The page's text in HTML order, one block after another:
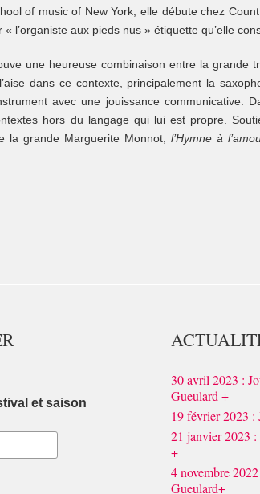
of music of New York, elle débute chez
aux pieds nus » étiquette qu’elle
une heureuse combinaison entre la grande
dans ce contexte, principalement la
avec une jouissance communicative.
hors du langage qui lui est propre.
la grande Marguerite Monnot,
l’Hymne à
et saison
30 avril 2023 :
Gueulard +
19 février 2023 :
21 janvier 2023
+
4 novembre
Gueulard+